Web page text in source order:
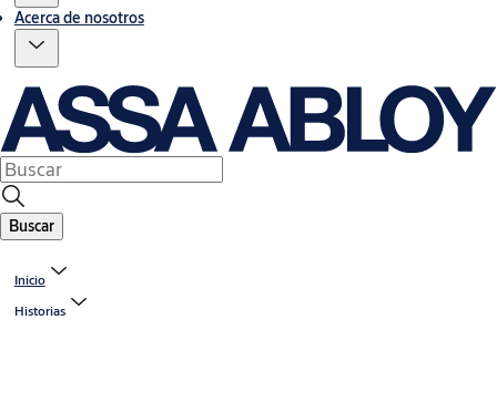
Acerca de nosotros
Buscar
Inicio
Historias